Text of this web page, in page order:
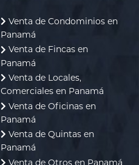
Venta de Condominios en
Panamá
Venta de Fincas en
Panamá
Venta de Locales,
Comerciales en Panamá
Venta de Oficinas en
Panamá
Venta de Quintas en
Panamá
Venta de Otros en Panamá